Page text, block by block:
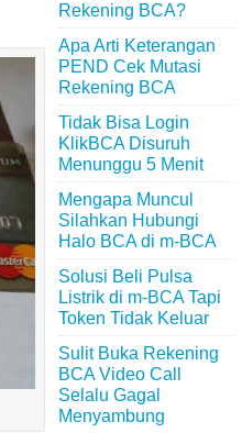
Rekening BCA?
Apa Arti Keterangan
PEND Cek Mutasi
Rekening BCA
Tidak Bisa Login
KlikBCA Disuruh
Menunggu 5 Menit
Mengapa Muncul
Silahkan Hubungi
Halo BCA di m-BCA
Solusi Beli Pulsa
Listrik di m-BCA Tapi
Token Tidak Keluar
Sulit Buka Rekening
BCA Video Call
Selalu Gagal
Menyambung